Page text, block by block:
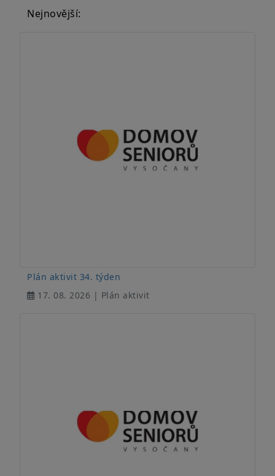
Nejnovější:
Plán aktivit 34. týden
17. 08. 2026 | Plán aktivit